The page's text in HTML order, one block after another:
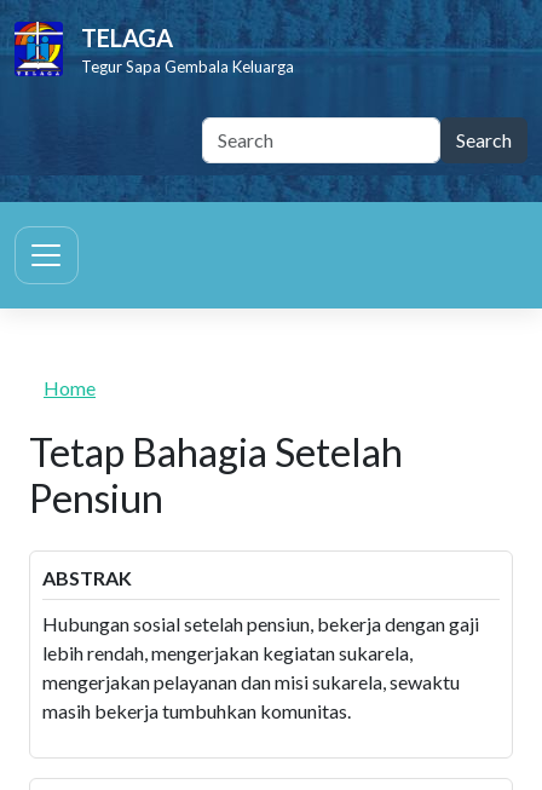
Skip to main content
TELAGA
Tegur Sapa Gembala Keluarga
Home
Tetap Bahagia Setelah
Pensiun
ABSTRAK
Hubungan sosial setelah pensiun, bekerja dengan gaji
lebih rendah, mengerjakan kegiatan sukarela,
mengerjakan pelayanan dan misi sukarela, sewaktu
masih bekerja tumbuhkan komunitas.